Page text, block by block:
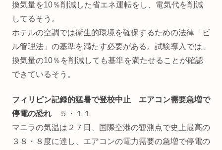
換気量を10％削減した省エネ運転をし、電気代を削減
してるそう。
ホテルの空調では衛生的環境を確保するための法律「ビ
ル管理法」の基準を満たす必要がある。試験導入では、
換気量の10％を削減しても基準を満たせることが確認
できているそう。
フィリピン記録的猛暑で登校中止 エアコン需要急増で
停電の恐れ ５・１１
マニラの気温は２７日、国際空港の観測点で史上最高の
３８・８度に達し、エアコンの電力需要の急増で停電の